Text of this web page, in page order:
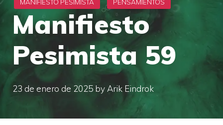
Manifiesto
Pesimista 59
23 de enero de 2025 by Arik Eindrok